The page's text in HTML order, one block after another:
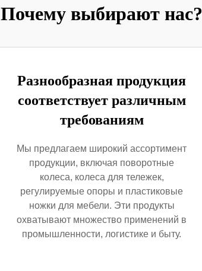
Почему выбирают нас?
Разнообразная продукция
соответствует различным
требованиям
Мы предлагаем широкий ассортимент
продукции, включая поворотные
колеса, колеса для тележек,
регулируемые опоры и пластиковые
ножки для мебели. Эти продукты
охватывают множество применений в
промышленности, логистике и быту.